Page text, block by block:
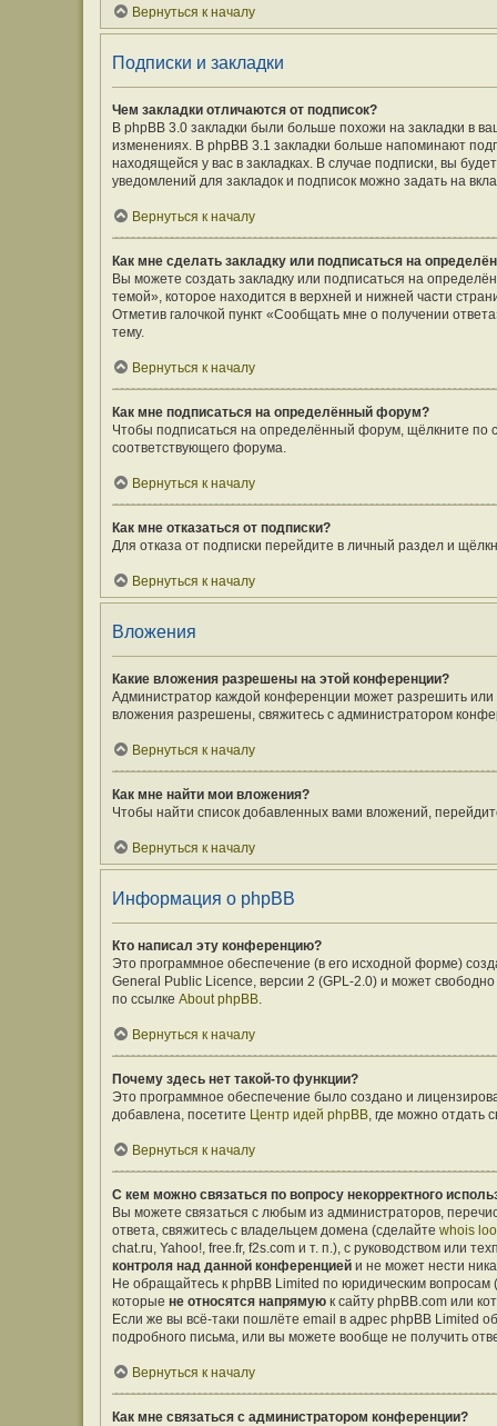
Вернуться к началу
Подписки и закладки
Чем закладки отличаются от подписок?
В phpBB 3.0 закладки были больше похожи на закладки в
изменениях. В phpBB 3.1 закладки больше напоминают
находящейся у вас в закладках. В случае подписки, вы
уведомлений для закладок и подписок можно задать на
Вернуться к началу
Как мне сделать закладку или подписаться на
Вы можете создать закладку или подписаться на
темой», которое находится в верхней и нижней части
Отметив галочкой пункт «Сообщать мне о получении
тему.
Вернуться к началу
Как мне подписаться на определённый форум?
Чтобы подписаться на определённый форум, щёлкните по
соответствующего форума.
Вернуться к началу
Как мне отказаться от подписки?
Для отказа от подписки перейдите в личный раздел и
Вернуться к началу
Вложения
Какие вложения разрешены на этой конференции?
Администратор каждой конференции может разрешить
вложения разрешены, свяжитесь с администратором
Вернуться к началу
Как мне найти мои вложения?
Чтобы найти список добавленных вами вложений,
Вернуться к началу
Информация о phpBB
Кто написал эту конференцию?
Это программное обеспечение (в его исходной форме)
General Public Licence, версии 2 (GPL-2.0) и может
по ссылке About phpBB.
Вернуться к началу
Почему здесь нет такой-то функции?
Это программное обеспечение было создано и
добавлена, посетите Центр идей phpBB, где можно отдать
Вернуться к началу
С кем можно связаться по вопросу некорректного
Вы можете связаться с любым из администраторов,
ответа, свяжитесь с владельцем домена (сделайте whois
chat.ru, Yahoo!, free.fr, f2s.com и т. п.), с руководством или
контроля над данной конференцией и не может нести
Не обращайтесь к phpBB Limited по юридическим вопросам
которые не относятся напрямую к сайту phpBB.com или
Если же вы всё-таки пошлёте email в адрес phpBB Limited
подробного письма, или вы можете вообще не получить
Вернуться к началу
Как мне связаться с администратором конференции?